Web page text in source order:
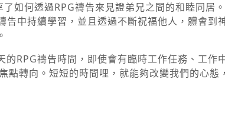
如何透過RPG禱告來見證弟兄之間的和睦同居
告中持續學習，並且透過不斷祝福他人，體會到
RPG禱告時間，即使會有臨時工作任務、工作
點轉向。短短的時間哩，就能夠改變我們的心態